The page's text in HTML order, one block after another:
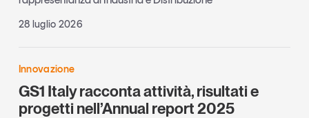
28 luglio 2026
Innovazione
GS1 Italy racconta attività, risultati e
progetti nell’Annual report 2025